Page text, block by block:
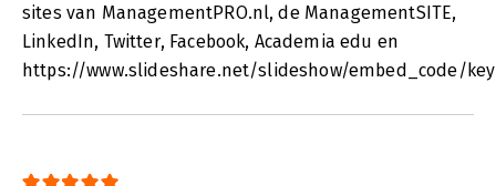
sites van ManagementPRO.nl, de ManagementSITE,
LinkedIn, Twitter, Facebook, Academia edu en
https://www.slideshare.net/slideshow/embed_code/key/